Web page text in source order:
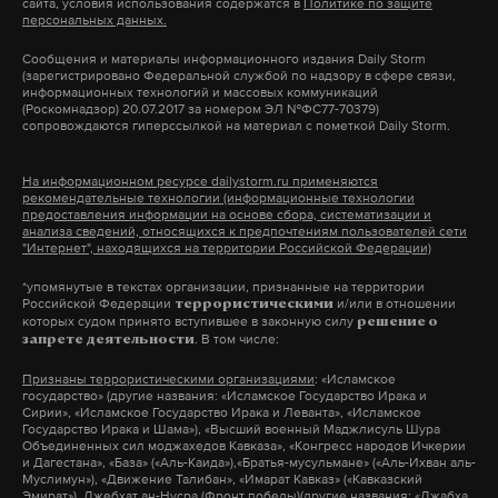
так как в случае шифрования доступ переписке
спецслужбы. «При этом риск терактов не исчезнет
— как показали события в Париже, для
проведения теракта достаточно одноразовых
шифрования», — подчеркнул создатель
мессенджера.
Эта перепалка органов с Павлом Дуровым
вызвала целую волну шуток от пользователей
Сети в сторону ведомства и Роскомнадзора.
ФСБ заявила об использовании Telegram
террористами перед питерским терактом.
Напоминаю, что они также пользовались
российским гражданством.
загрязнения красноярского воздуха являются
и КЦЗ Владимира Черепанова, ряд мелких
предприятий, а также транспорт.
Предприятия продолжают уверять жителей, что
все необходимые меры ими предпринимаются.
Обычные граждане страдают от невыносимых
В декабре 2012 года Владимир Путин заявил о
кампании по деофшоризации.
Для Цуга, который уже тогда был тихой гаванью
российских бизнесменов, тот день должен был
изменить все. Но кантон будто бы и не заметил
надвигающейся бури: методические, как роботы,
швейцарцы и успевшие перебраться сюда наши
сограждане продолжили делать деньги, как
знают и как умеют и в целом жить прежней
жизнью. Значительная часть финансовой жизни
проходит в тени. Там, куда редко удается
заглянуть следователям и налоговым
инспекторам.
сайта, условия использования содержатся в Политике по защите
персональных данных.
Сообщения и материалы информационного издания Daily Storm
(зарегистрировано Федеральной службой по надзору в сфере связи,
информационных технологий и массовых коммуникаций
(Роскомнадзор) 20.07.2017 за номером ЭЛ №ФС77-70379)
сопровождаются гиперссылкой на материал с пометкой Daily Storm.
На информационном ресурсе dailystorm.ru применяются
рекомендательные технологии (информационные технологии
предоставления информации на основе сбора, систематизации и
анализа сведений, относящихся к предпочтениям пользователей сети
"Интернет", находящихся на территории Российской Федерации)
*упомянутые в текстах организации, признанные на территории
Российской Федерации террористическими и/или в отношении
которых судом принято вступившее в законную силу решение о
запрете деятельности. В том числе:
Признаны террористическими организациями: «Исламское
государство» (другие названия: «Исламское Государство Ирака и
Сирии», «Исламское Государство Ирака и Леванта», «Исламское
Государство Ирака и Шама»), «Высший военный Маджлисуль Шура
Объединенных сил моджахедов Кавказа», «Конгресс народов Ичкерии
и Дагестана», «База» («Аль-Каида»),«Братья-мусульмане» («Аль-Ихван аль-
Муслимун»), «Движение Талибан», «Имарат Кавказ» («Кавказский